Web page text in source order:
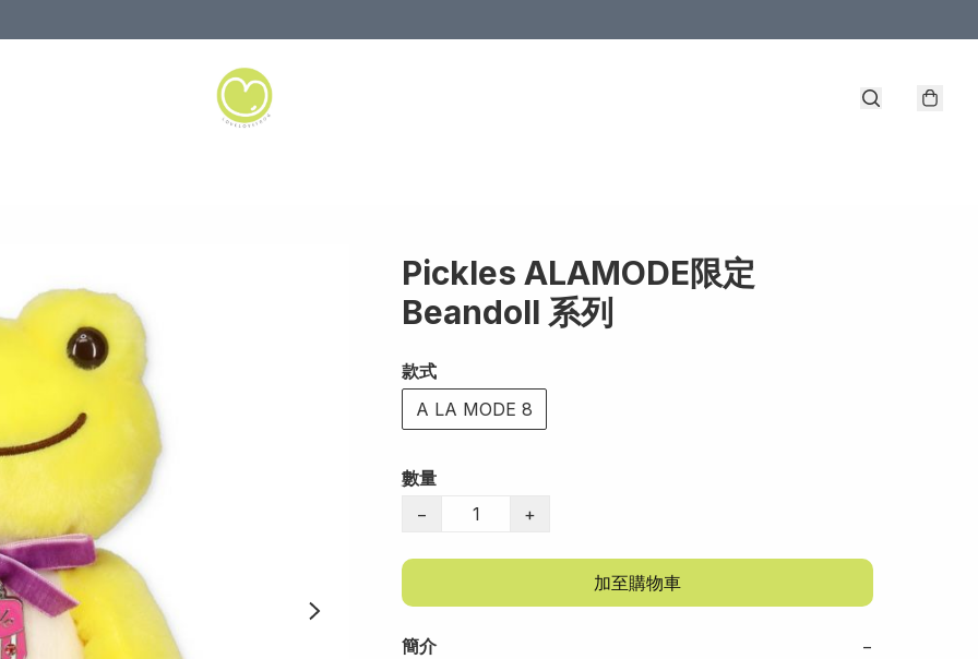
Pickles ALAMODE限定
Beandoll 系列
款式
A LA MODE 8
數量
−
+
加至購物車
簡介 −